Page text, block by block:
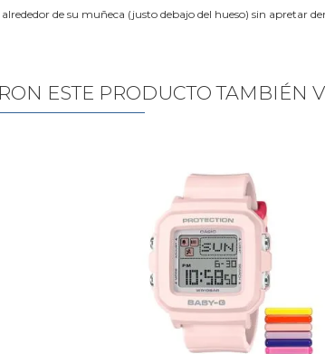
de su muñeca (justo debajo del hueso) sin apretar
ESTE PRODUCTO TAMBIÉN